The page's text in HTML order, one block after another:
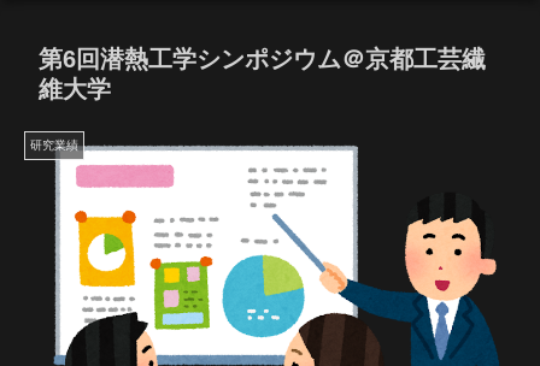
第6回潜熱工学シンポジウム＠京都工芸繊
維大学
研究業績